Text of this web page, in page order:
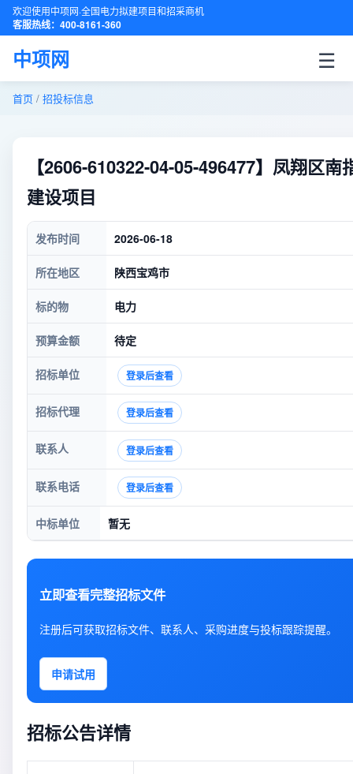
欢迎使用中项网·全国电力拟建项目和招采商机
客服热线：400-8161-360
中项网 ☰
首页 / 招投标信息
【2606-610322-04-05-496477】凤翔区
建设项目
发布时间 2026-06-18
所在地区 陕西宝鸡市
标的物 电力
预算金额 待定
招标单位 登录后查看
招标代理 登录后查看
联系人 登录后查看
联系电话 登录后查看
中标单位 暂无
立即查看完整招标文件
注册后可获取招标文件、联系人、采购进度与投标跟踪提醒。
申请试用
招标公告详情